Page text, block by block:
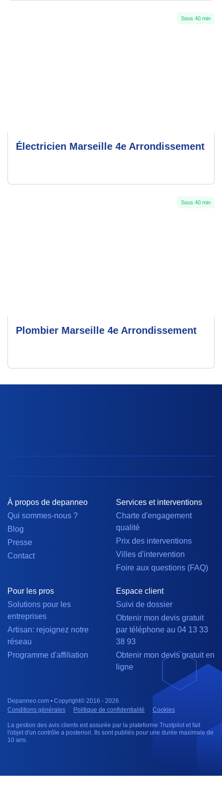
Sous 40 min
Électricien Marseille 4e Arrondissement
Sous 40 min
Plombier Marseille 4e Arrondissement
À propos de depanneo
Qui sommes-nous ?
Blog
Presse
Contact
Services et interventions
Charte d'engagement
qualité
Prix des interventions
Villes d'intervention
Foire aux questions (FAQ)
Pour les pros
Solutions pour les
entreprises
Artisan: rejoignez notre
réseau
Programme d'affiliation
Espace client
Suivi de dossier
Obtenir mon devis gratuit
par téléphone au 04 13 33
38 93
Obtenir mon devis gratuit en
ligne
Depanneo.com • Copyright© 2016 - 2026
Conditions générales
Politique de confidentialité Cookies
La gestion des avis clients est assurée par la plateforme Trustpilot et fait
l'objet d'un contrôle a posteriori. Ils sont publiés pour une durée maximale de
10 ans.